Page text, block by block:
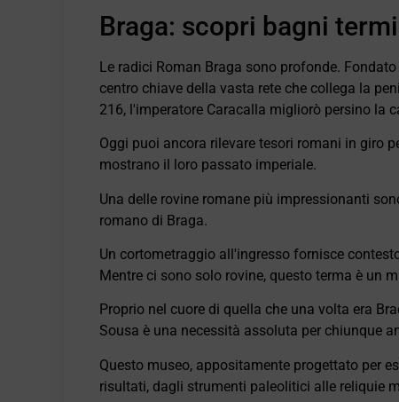
Braga: scopri bagni
Le radici Roman Braga sono profonde.
centro chiave della vasta rete che collega la
216, l'imperatore Caracalla migliorò persino la
Oggi puoi ancora rilevare tesori romani in giro
mostrano il loro passato imperiale.
Una delle rovine romane più impressionanti
romano di Braga.
Un cortometraggio all'ingresso fornisce
Mentre ci sono solo rovine, questo terma è un
Proprio nel cuore di quella che una volta era
Sousa è una necessità assoluta per chiunque
Questo museo, appositamente progettato per
risultati, dagli strumenti paleolitici alle reliquie